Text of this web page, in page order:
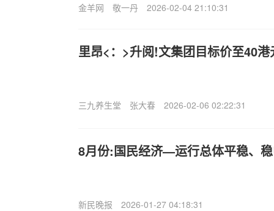
金羊网 敬一丹 2026-02-04 21:10:31
里昂<：>升阅!文集团目标价至40
三九养生堂 张大春 2026-02-06 02:22:31
8月份:国民经济—运行总体平稳、
新民晚报 2026-01-27 04:18:31